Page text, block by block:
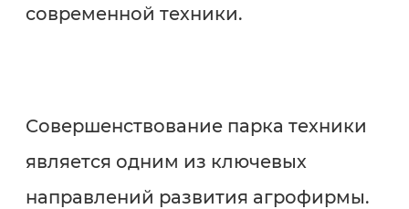
современной техники.
Совершенствование парка техники
является одним из ключевых
направлений развития агрофирмы.